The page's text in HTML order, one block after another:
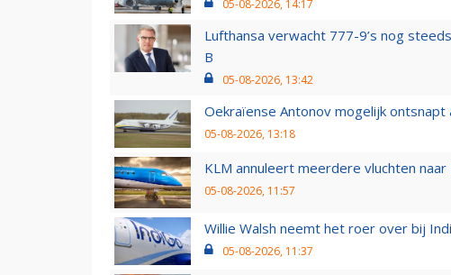
05-08-2026, 14:17
Lufthansa verwacht 777-9’s nog
B
05-08-2026, 13:42
Oekraïense Antonov mogelijk ontsnapt
05-08-2026, 13:18
KLM annuleert meerdere vluchten
05-08-2026, 11:57
Willie Walsh neemt het roer over bij
05-08-2026, 11:37